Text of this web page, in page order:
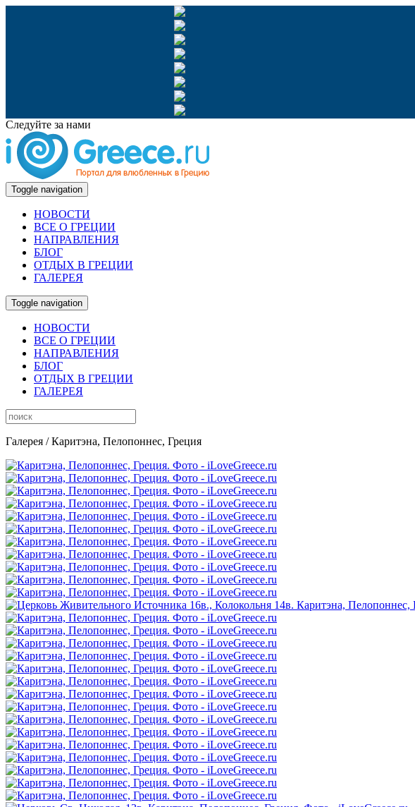
Следуйте за нами
Toggle navigation
НОВОСТИ
ВСЕ О ГРЕЦИИ
НАПРАВЛЕНИЯ
БЛОГ
ОТДЫХ В ГРЕЦИИ
ГАЛЕРЕЯ
Toggle navigation
НОВОСТИ
ВСЕ О ГРЕЦИИ
НАПРАВЛЕНИЯ
БЛОГ
ОТДЫХ В ГРЕЦИИ
ГАЛЕРЕЯ
Галерея / Каритэна, Пелопоннес, Греция